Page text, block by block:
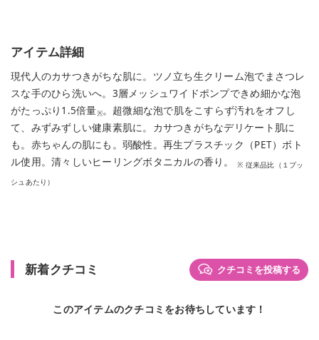
アイテム詳細
現代人のカサつきがちな肌に。ツノ立ち生クリーム泡でまさつレ
スな手のひら洗いへ。3層メッシュワイドポンプできめ細かな泡
がたっぷり1.5倍量※。超微細な泡で肌をこすらず汚れをオフし
て、みずみずしい健康素肌に。カサつきがちなデリケート肌に
も。赤ちゃんの肌にも。弱酸性。再生プラスチック（PET）ボト
ル使用。清々しいヒーリングボタニカルの香り。
※ 従来品比（１プッ
シュあたり）
新着クチコミ クチコミを投稿する
このアイテムのクチコミをお待ちしています！